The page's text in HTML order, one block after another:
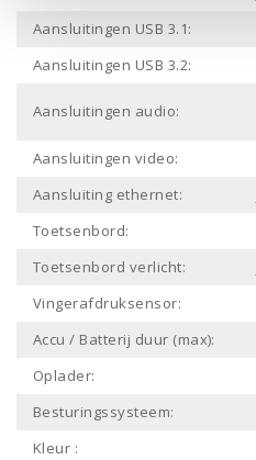
Aansluitingen USB 3.1:
Aansluitingen USB 3.2:
Aansluitingen audio:
Aansluitingen video:
Aansluiting ethernet:
Toetsenbord:
Toetsenbord verlicht:
Vingerafdruksensor:
Accu / Batterij duur (max):
Oplader:
Besturingssysteem:
Kleur :